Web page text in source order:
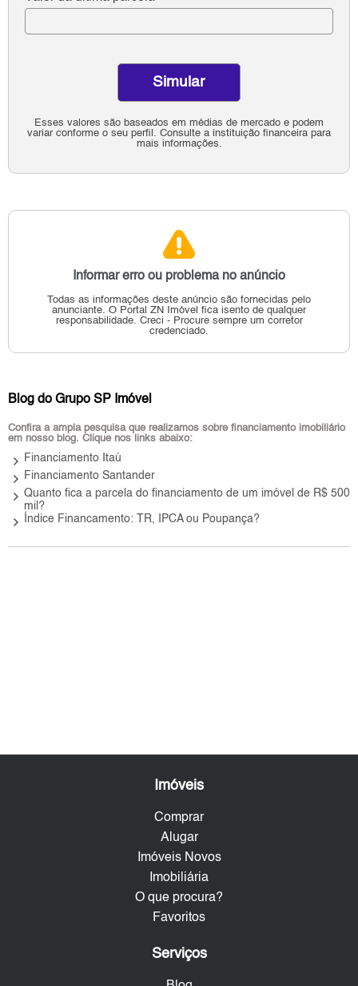
Esses valores são baseados em médias de mercado e podem
variar conforme o seu perfil. Consulte a instituição financeira para
mais informações.
Simular
Informar erro ou problema no anúncio
Todas as informações deste anúncio são fornecidas pelo
anunciante. O Portal ZN Imóvel fica isento de qualquer
responsabilidade. Creci - Procure sempre um corretor
credenciado.
Blog do Grupo SP Imóvel
Confira a ampla pesquisa que realizamos sobre financiamento imobiliário
em nosso blog. Clique nos links abaixo:
keyboard_arrow_right Financiamento Itaú
keyboard_arrow_right Financiamento Santander
keyboard_arrow_right Quanto fica a parcela do financiamento de um imóvel de R$ 500
mil?
keyboard_arrow_right Índice Financamento: TR, IPCA ou Poupança?
Imóveis
Comprar
Alugar
Imóveis Novos
Imobiliária
O que procura?
Favoritos
Serviços